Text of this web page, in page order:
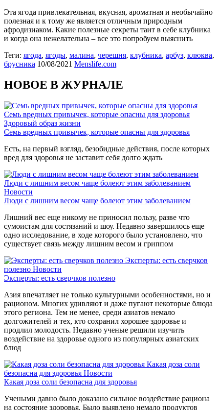
Эта ягода привлекательная, вкусная, ароматная и необычайно
полезная и к тому же является отличным природным
афродизиаком. Какие полезные секреты таит в себе клубника
и когда она нежелательна – все это попробуем выяснить
Теги: ягода, ягоды, малина, черешня, клубника, арбуз, клюква,
брусника 10/08/2021 Menslife.com
НОВОЕ В ЖУРНАЛЕ
Семь вредных привычек, которые опасны для здоровья
Здоровый образ жизни
Семь вредных привычек, которые опасны для здоровья
Есть, на первый взгляд, безобидные действия, после которых
вред для здоровья не заставит себя долго ждать
Люди с лишним весом чаще болеют этим заболеванием
Новости
Люди с лишним весом чаще болеют этим заболеванием
Лишний вес еще никому не приносил пользу, разве что
сумоистам для состязаний и шоу. Недавно завершилось еще
одно исследование, в ходе которого было установлено, что
существует связь между лишним весом и гриппом
Эксперты: есть сверчков
полезно Новости
Эксперты: есть сверчков полезно
Азия впечатляет не только культурными особенностями, но и
рационом. Многих удивляют и даже пугают некоторые блюда
этого региона. Тем не менее, среди азиатов немало
долгожителей и тех, кто сохранил хорошее здоровье и
продлил молодость. Недавно ученые решили изучить
воздействие на здоровье одного из популярных азиатских
блюд
Какая доза соли
безопасна для здоровья Новости
Какая доза соли безопасна для здоровья
Учеными давно было доказано сильное воздействие рациона
на состояние здоровья. Было выявлено немало продуктов